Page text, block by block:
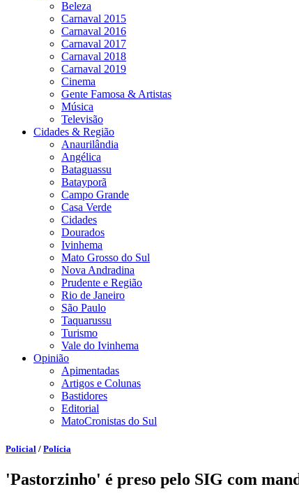
Beleza
Carnaval 2015
Carnaval 2016
Carnaval 2017
Carnaval 2018
Carnaval 2019
Cinema
Gente Famosa & Artistas
Música
Televisão
Cidades & Região
Anaurilândia
Angélica
Bataguassu
Batayporã
Campo Grande
Casa Verde
Cidades
Dourados
Ivinhema
Mato Grosso do Sul
Nova Andradina
Prudente e Região
Rio de Janeiro
São Paulo
Taquarussu
Turismo
Vale do Ivinhema
Opinião
Apimentadas
Artigos e Colunas
Bastidores
Editorial
MatoCronistas do Sul
Policial / Polícia
'Pastorzinho' é preso pelo SIG com